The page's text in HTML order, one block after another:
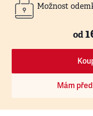
Možnost
od
Mám